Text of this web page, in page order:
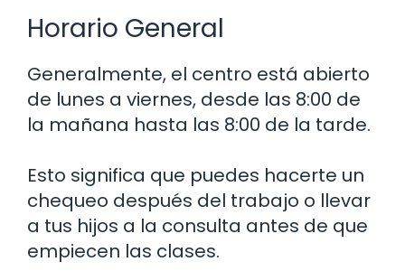
Horario General
Generalmente, el centro está abierto
de lunes a viernes, desde las 8:00 de
la mañana hasta las 8:00 de la tarde.
Esto significa que puedes hacerte un
chequeo después del trabajo o llevar
a tus hijos a la consulta antes de que
empiecen las clases.